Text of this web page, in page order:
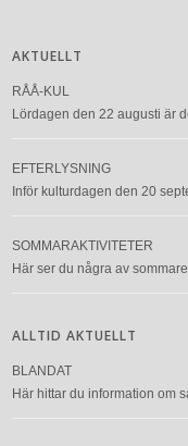
AKTUELLT
RÅÅ-KUL
Lördagen den 22 augusti är
EFTERLYSNING
Inför kulturdagen den 20
SOMMARAKTIVITETER
Här ser du några av
ALLTID AKTUELLT
BLANDAT
Här hittar du information om